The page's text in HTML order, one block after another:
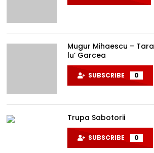
Mugur Mihaescu – Tara
lu’ Garcea
SUBSCRIBE 0
Trupa Sabotorii
SUBSCRIBE 0